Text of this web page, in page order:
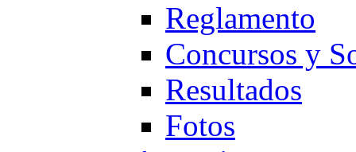
Reglamento
Concursos y
Resultados
Fotos